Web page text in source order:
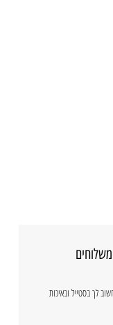
משלוחים
לך בסטייל ובאיכות